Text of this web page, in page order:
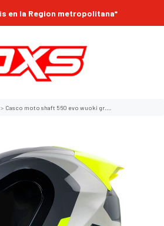
en la Region metropolitana*
Casco moto shaft 560 evo wuoki gr.os am.n integral